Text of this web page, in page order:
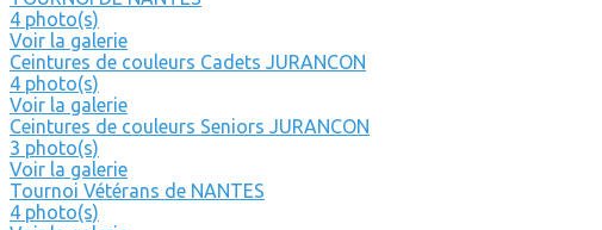
4 photo(s)
Voir la galerie
Ceintures de couleurs Cadets JURANCON
4 photo(s)
Voir la galerie
Ceintures de couleurs Seniors JURANCON
3 photo(s)
Voir la galerie
Tournoi Vétérans de NANTES
4 photo(s)